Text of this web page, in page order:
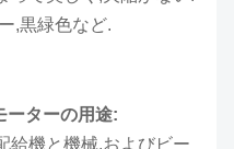
,黒緑色など.
ーターの用途:
給機と機械,およびビー